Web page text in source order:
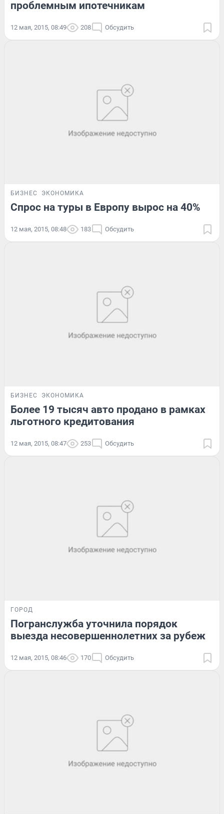
проблемным ипотечникам
12 мая, 2015, 08:49 208 Обсудить
БИЗНЕС ЭКОНОМИКА
Спрос на туры в Европу вырос на 40%
12 мая, 2015, 08:48 183 Обсудить
БИЗНЕС ЭКОНОМИКА
Более 19 тысяч авто продано в рамках
льготного кредитования
12 мая, 2015, 08:47 253 Обсудить
ГОРОД
Погранслужба уточнила порядок
выезда несовершеннолетних за рубеж
12 мая, 2015, 08:46 170 Обсудить